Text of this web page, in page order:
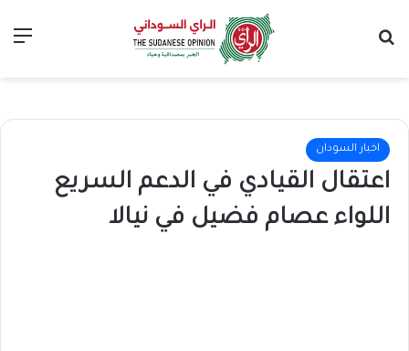
اخبار السودان
اعتقال القيادي في الدعم السريع
اللواء عصام فضيل في نيالا